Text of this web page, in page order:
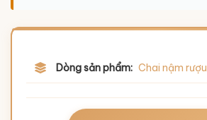
Dòng sản phẩm: Chai nậm rượu